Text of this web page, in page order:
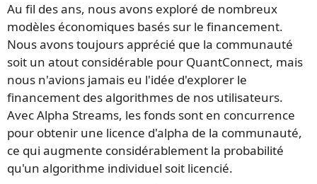
Au fil des ans, nous avons exploré de nombreux
modèles économiques basés sur le financement.
Nous avons toujours apprécié que la communauté
soit un atout considérable pour QuantConnect, mais
nous n'avions jamais eu l'idée d'explorer le
financement des algorithmes de nos utilisateurs.
Avec Alpha Streams, les fonds sont en concurrence
pour obtenir une licence d'alpha de la communauté,
ce qui augmente considérablement la probabilité
qu'un algorithme individuel soit licencié.